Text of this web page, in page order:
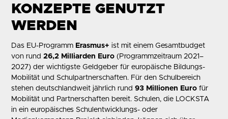
KONZEPTE GENUTZT
WERDEN
Das EU-Programm Erasmus+ ist mit einem Gesamtbudget
von rund26,2 Milliarden Euro (Programmzeitraum 2021–
2027) der wichtigste Geldgeber für europäische Bildungs-
Mobilität und Schulpartnerschaften. Für den Schulbereich
stehen deutschlandweit jährlich rund93 Millionen Euro für
Mobilität und Partnerschaften bereit. Schulen, die LOCKSTA
in ein europäisches Schulentwicklungs- oder